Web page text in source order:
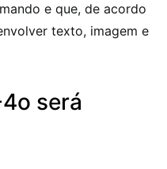
e que, de acordo
texto, imagem e
será